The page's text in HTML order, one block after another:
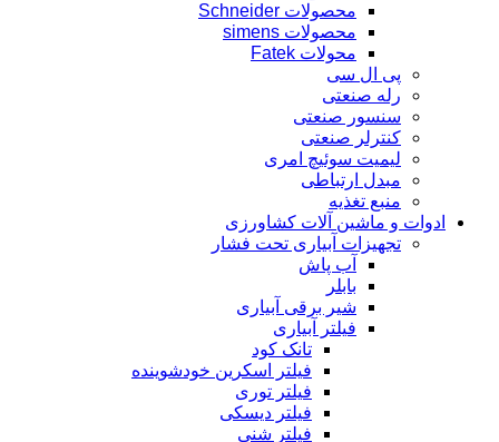
محصولات Schneider
محصولات simens
محولات Fatek
پی ال سی
رله صنعتی
سنسور صنعتی
کنترلر صنعتی
لیمیت سوئیچ امری
مبدل ارتباطی
منبع تغذیه
ادوات و ماشین آلات کشاورزی
تجهیزات آبیاری تحت فشار
آب پاش
بابلر
شیر برقی آبیاری
فیلتر آبیاری
تانک کود
فیلتر اسکرین خودشوینده
فیلتر توری
فیلتر دیسکی
فیلتر شنی